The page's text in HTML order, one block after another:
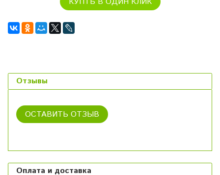
Отзывы
ОСТАВИТЬ ОТЗЫВ
Оплата и доставка